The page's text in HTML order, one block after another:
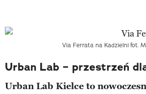
Via Ferrata na Kadzielni fot.
Urban Lab – przestrzeń
Urban Lab Kielce to